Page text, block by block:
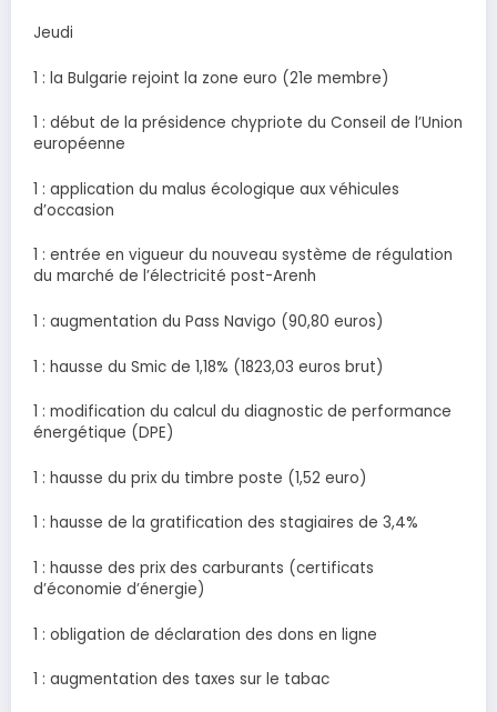
Jeudi
1 : la Bulgarie rejoint la zone euro (21e membre)
1 : début de la présidence chypriote du Conseil de l’Union
européenne
1 : application du malus écologique aux véhicules
d’occasion
1 : entrée en vigueur du nouveau système de régulation
du marché de l’électricité post-Arenh
1 : augmentation du Pass Navigo (90,80 euros)
1 : hausse du Smic de 1,18% (1823,03 euros brut)
1 : modification du calcul du diagnostic de performance
énergétique (DPE)
1 : hausse du prix du timbre poste (1,52 euro)
1 : hausse de la gratification des stagiaires de 3,4%
1 : hausse des prix des carburants (certificats
d’économie d’énergie)
1 : obligation de déclaration des dons en ligne
1 : augmentation des taxes sur le tabac